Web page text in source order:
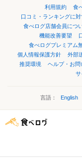
利用規約 食
口コミ・ランキングに
食べログ店舗会員につ
機能改善要望
食べログプレミアム
個人情報保護方針
外部
推奨環境
ヘルプ・お問
サ
言語： English